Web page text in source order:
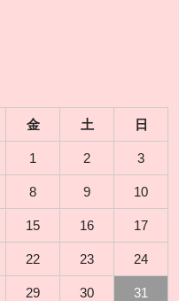
金 土 日
1 2 3
8 9 10
15 16 17
22 23 24
29 30 31